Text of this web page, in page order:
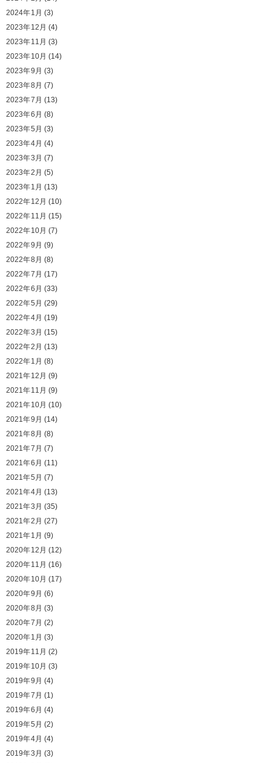
2024年1月 (3)
2023年12月 (4)
2023年11月 (3)
2023年10月 (14)
2023年9月 (3)
2023年8月 (7)
2023年7月 (13)
2023年6月 (8)
2023年5月 (3)
2023年4月 (4)
2023年3月 (7)
2023年2月 (5)
2023年1月 (13)
2022年12月 (10)
2022年11月 (15)
2022年10月 (7)
2022年9月 (9)
2022年8月 (8)
2022年7月 (17)
2022年6月 (33)
2022年5月 (29)
2022年4月 (19)
2022年3月 (15)
2022年2月 (13)
2022年1月 (8)
2021年12月 (9)
2021年11月 (9)
2021年10月 (10)
2021年9月 (14)
2021年8月 (8)
2021年7月 (7)
2021年6月 (11)
2021年5月 (7)
2021年4月 (13)
2021年3月 (35)
2021年2月 (27)
2021年1月 (9)
2020年12月 (12)
2020年11月 (16)
2020年10月 (17)
2020年9月 (6)
2020年8月 (3)
2020年7月 (2)
2020年1月 (3)
2019年11月 (2)
2019年10月 (3)
2019年9月 (4)
2019年7月 (1)
2019年6月 (4)
2019年5月 (2)
2019年4月 (4)
2019年3月 (3)